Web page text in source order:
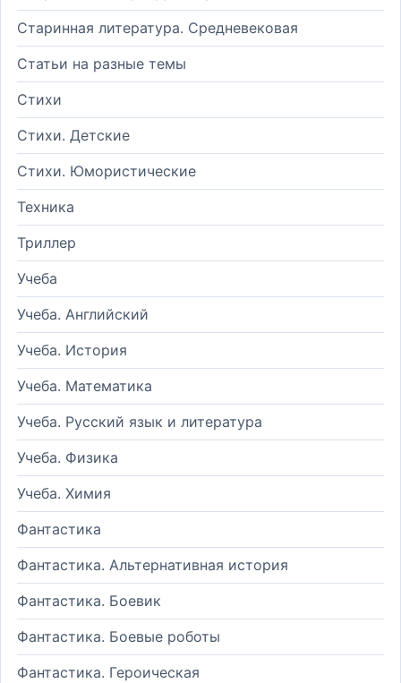
Старинная литература. Средневековая
Статьи на разные темы
Стихи
Стихи. Детские
Стихи. Юмористические
Техника
Триллер
Учеба
Учеба. Английский
Учеба. История
Учеба. Математика
Учеба. Русский язык и литература
Учеба. Физика
Учеба. Химия
Фантастика
Фантастика. Альтернативная история
Фантастика. Боевик
Фантастика. Боевые роботы
Фантастика. Героическая